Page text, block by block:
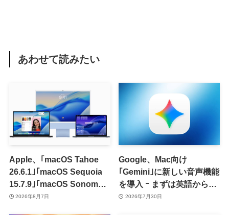
あわせて読みたい
Apple、｢macOS Tahoe
26.6.1｣｢macOS Sequoia
15.7.9｣｢macOS Sonoma
14.8.9｣をリリース ｰ 画面共
2026年8月7日
Google、Mac向け
｢Gemini｣に新しい音声機能
を導入 ｰ まずは英語から対
応2026年7月30日